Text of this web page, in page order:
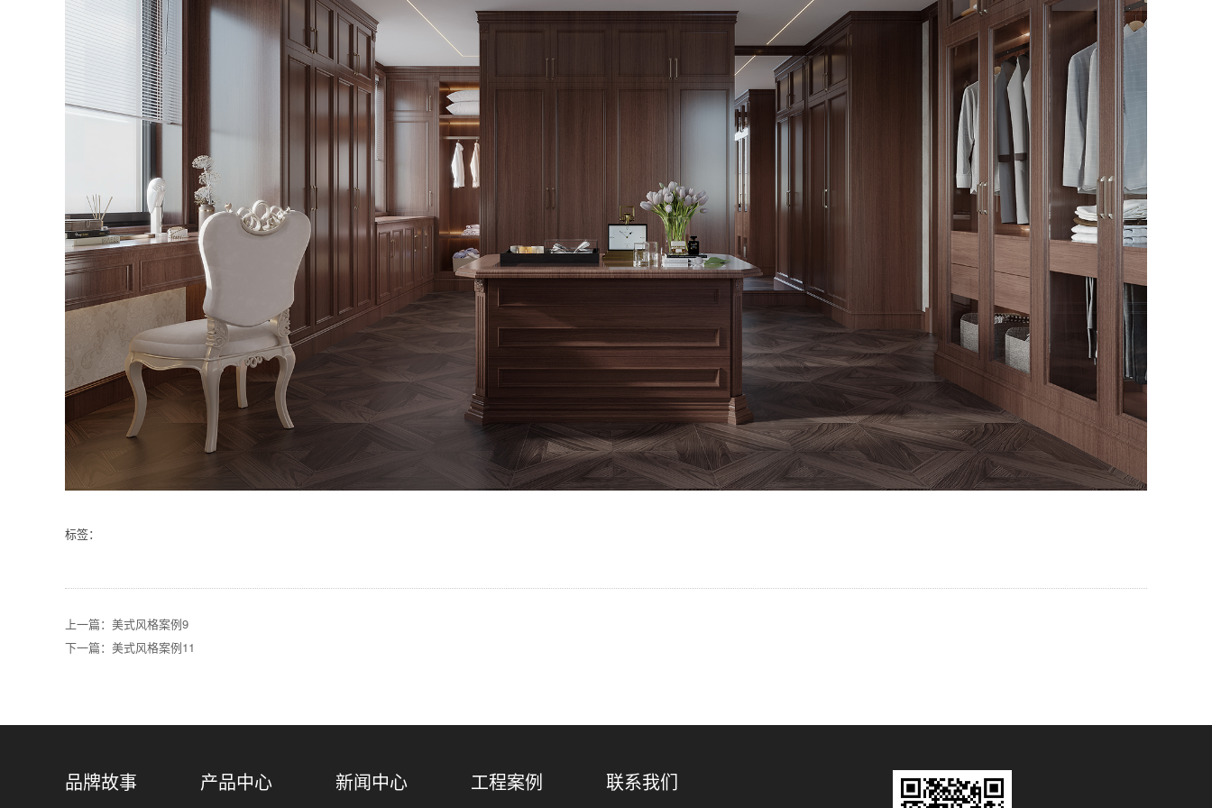
标签：
上一篇：美式风格案例9
下一篇：美式风格案例11
品牌故事 产品中心 新闻中心 工程案例 联系我们